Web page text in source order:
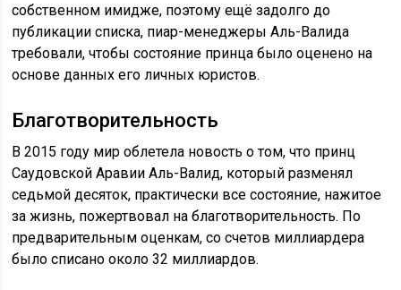
собственном имидже, поэтому ещё задолго до
публикации списка, пиар-менеджеры Аль-Валида
требовали, чтобы состояние принца было оценено на
основе данных его личных юристов.
Благотворительность
В 2015 году мир облетела новость о том, что принц
Саудовской Аравии Аль-Валид, который разменял
седьмой десяток, практически все состояние, нажитое
за жизнь, пожертвовал на благотворительность. По
предварительным оценкам, со счетов миллиардера
было списано около 32 миллиардов.